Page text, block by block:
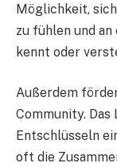
Möglichkeit,
zu fühlen und
kennt oder
Außerdem
Community. Das
Entschlüsseln
oft die